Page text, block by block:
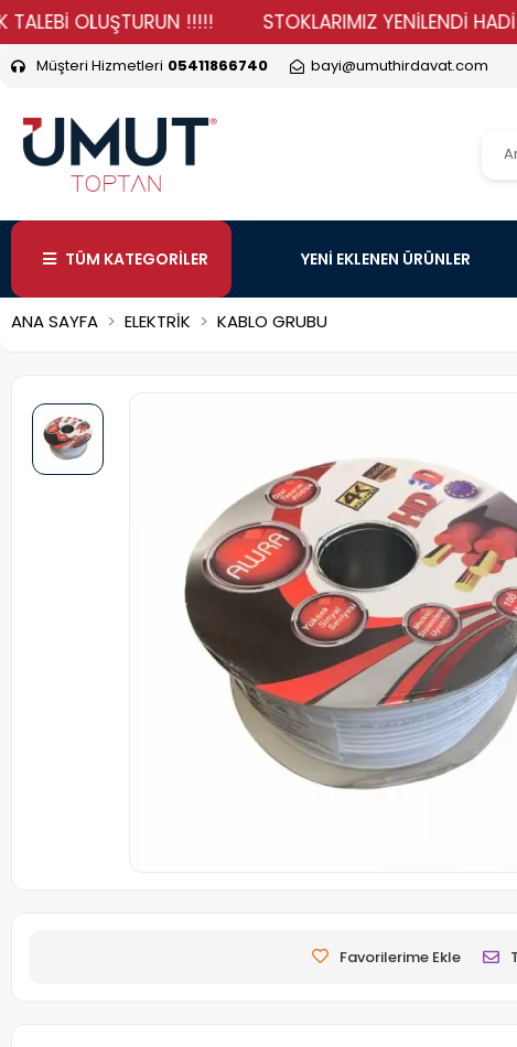
OLUŞTURUN !!!!! STOKLARIMIZ YENİLENDİ HADİ
Müşteri Hizmetleri 05411866740 bayi@umuthirdavat.com
TÜM KATEGORİLER YENİ EKLENEN ÜRÜNLER
ANA SAYFA ELEKTRİK KABLO GRUBU
Favorilerime Ekle